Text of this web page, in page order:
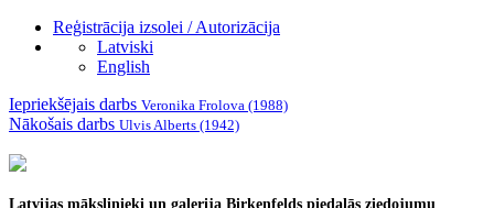
Reģistrācija izsolei / Autorizācija
Latviski
English
Iepriekšējais darbs Veronika Frolova (1988)
Nākošais darbs Ulvis Alberts (1942)
Latvijas mākslinieki un galerija Birkenfelds piedalās ziedojumu